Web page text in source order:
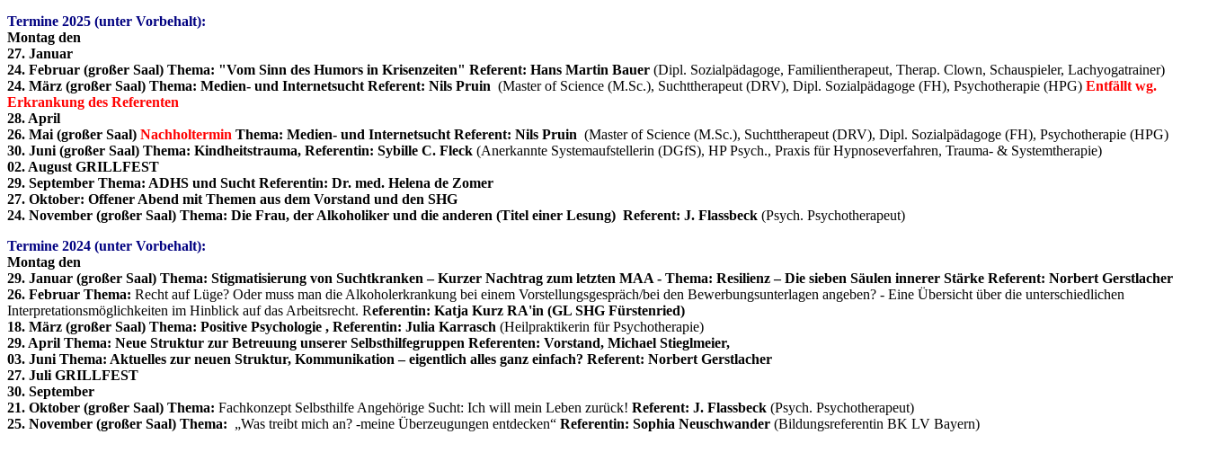
Termine 2025 (unter Vorbehalt):
Montag den
27. Januar
24. Februar (großer Saal) Thema: "Vom Sinn des Humors in Krisenzeiten" Referent: Hans Martin Bauer (Dipl. Sozialpädagoge, Familientherapeut, Therap. Clown, Schauspieler, Lachyogatrainer)
24. März (großer Saal) Thema: Medien- und Internetsucht Referent: Nils Pruin (Master of Science (M.Sc.), Suchttherapeut (DRV), Dipl. Sozialpädagoge (FH), Psychotherapie (HPG) Entfällt wg.
Erkrankung des Referenten
28. April
26. Mai (großer Saal) Nachholtermin Thema: Medien- und Internetsucht Referent: Nils Pruin (Master of Science (M.Sc.), Suchttherapeut (DRV), Dipl. Sozialpädagoge (FH), Psychotherapie (HPG)
30. Juni (großer Saal) Thema: Kindheitstrauma, Referentin: Sybille C. Fleck (Anerkannte Systemaufstellerin (DGfS), HP Psych., Praxis für Hypnoseverfahren, Trauma- & Systemtherapie)
02. August GRILLFEST
29. September Thema: ADHS und Sucht Referentin: Dr. med. Helena de Zomer
27. Oktober: Offener Abend mit Themen aus dem Vorstand und den SHG
24. November (großer Saal) Thema: Die Frau, der Alkoholiker und die anderen (Titel einer Lesung) Referent: J. Flassbeck (Psych. Psychotherapeut)
Termine 2024 (unter Vorbehalt):
Montag den
29. Januar (großer Saal) Thema: Stigmatisierung von Suchtkranken – Kurzer Nachtrag zum letzten MAA - Thema: Resilienz – Die sieben Säulen innerer Stärke Referent: Norbert Gerstlacher
26. Februar Thema: Recht auf Lüge? Oder muss man die Alkoholerkrankung bei einem Vorstellungsgespräch/bei den Bewerbungsunterlagen angeben? - Eine Übersicht über die unterschiedlichen
Interpretationsmöglichkeiten im Hinblick auf das Arbeitsrecht. Referentin: Katja Kurz RA'in (GL SHG Fürstenried)
18. März (großer Saal) Thema: Positive Psychologie , Referentin: Julia Karrasch (Heilpraktikerin für Psychotherapie)
29. April Thema: Neue Struktur zur Betreuung unserer Selbsthilfegruppen Referenten: Vorstand, Michael Stieglmeier,
03. Juni Thema: Aktuelles zur neuen Struktur, Kommunikation – eigentlich alles ganz einfach? Referent: Norbert Gerstlacher
27. Juli GRILLFEST
30. September
21. Oktober (großer Saal) Thema: Fachkonzept Selbsthilfe Angehörige Sucht: Ich will mein Leben zurück! Referent: J. Flassbeck (Psych. Psychotherapeut)
25. November (großer Saal) Thema: „Was treibt mich an? -meine Überzeugungen entdecken“ Referentin: Sophia Neuschwander (Bildungsreferentin BK LV Bayern)